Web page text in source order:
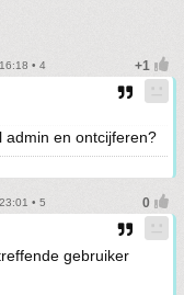
• 4
admin en ontcijferen?
• 5
gebruiker